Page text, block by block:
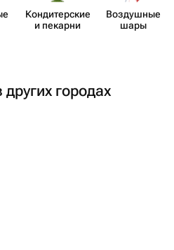
Кондит​ерские
и пекарни
Воздушные
шары
городах